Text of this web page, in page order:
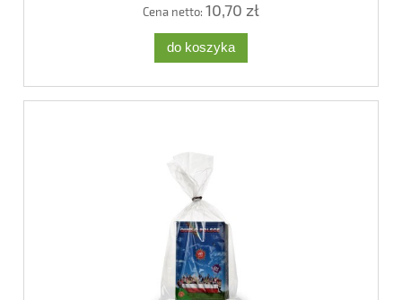
Cena netto: 10,70 zł
do koszyka